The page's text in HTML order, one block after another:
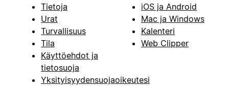
Tietoja
Urat
Turvallisuus
Tila
Käyttöehdot ja
tietosuoja
Yksityisyydensuojaoikeutesi
iOS ja Android
Mac ja Windows
Kalenteri
Web Clipper